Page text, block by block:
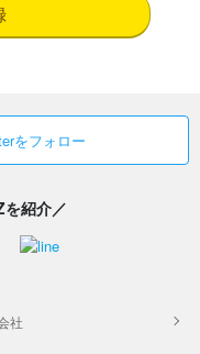
をフォロー
を紹介／
社